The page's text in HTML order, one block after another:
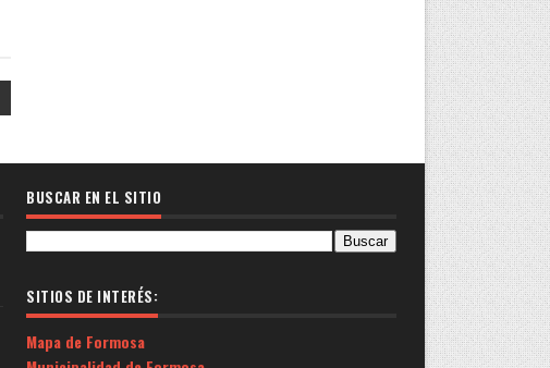
BUSCAR EN EL SITIO
SITIOS DE INTERÉS:
Mapa de Formosa